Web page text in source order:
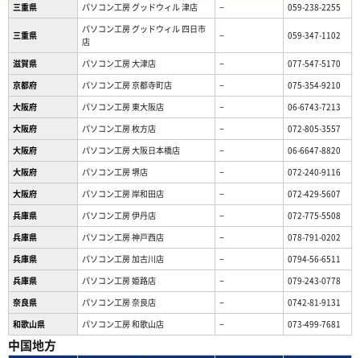
三重県
パソコン工房 グッドウィル 津店 − 059-238-2255
三重県
パソコン工房 グッドウィル 四日市
店
− 059-347-1102
滋賀県 パソコン工房 大津店 −
077-547-5170
京都府
パソコン工房 京都寺町店 −
075-354-9210
大阪府
パソコン工房 東大阪店 −
06-6743-7213
大阪府
パソコン工房 枚方店 −
072-805-3557
大阪府
パソコン工房 大阪日本橋店 −
06-6647-8820
大阪府
パソコン工房 堺店 −
072-240-9116
大阪府
パソコン工房 岸和田店 −
072-429-5607
兵庫県
パソコン工房 伊丹店 −
072-775-5508
兵庫県
パソコン工房 神戸西店 −
078-791-0202
兵庫県
パソコン工房 加古川店 −
0794-56-6511
兵庫県
パソコン工房 姫路店 −
079-243-0778
奈良県
パソコン工房 奈良店 −
0742-81-9131
和歌山県
パソコン工房 和歌山店 − 073-499-7681
中国地方